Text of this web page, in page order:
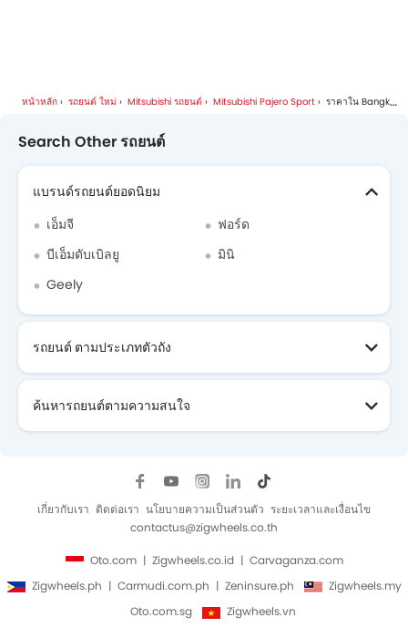
หน้าหลัก รถยนต์ ใหม่ Mitsubishi รถยนต์ Mitsubishi Pajero Sport ราคาใน Bangkok
Search Other รถยนต์
แบรนด์รถยนต์ยอดนิยม
เอ็มจี
ฟอร์ด
บีเอ็มดับเบิลยู
มินิ
Geely
รถยนต์ ตามประเภทตัวถัง
ค้นหารถยนต์ตามความสนใจ
เกี่ยวกับเรา ติดต่อเรา นโยบายความเป็นส่วนตัว ระยะเวลาและเงื่อนไข
contactus@zigwheels.co.th
Oto.com Zigwheels.co.id
Carvaganza.com
Zigwheels.ph
Carmudi.com.ph Zeninsure.ph
Zigwheels.my
Oto.com.sg
Zigwheels.vn